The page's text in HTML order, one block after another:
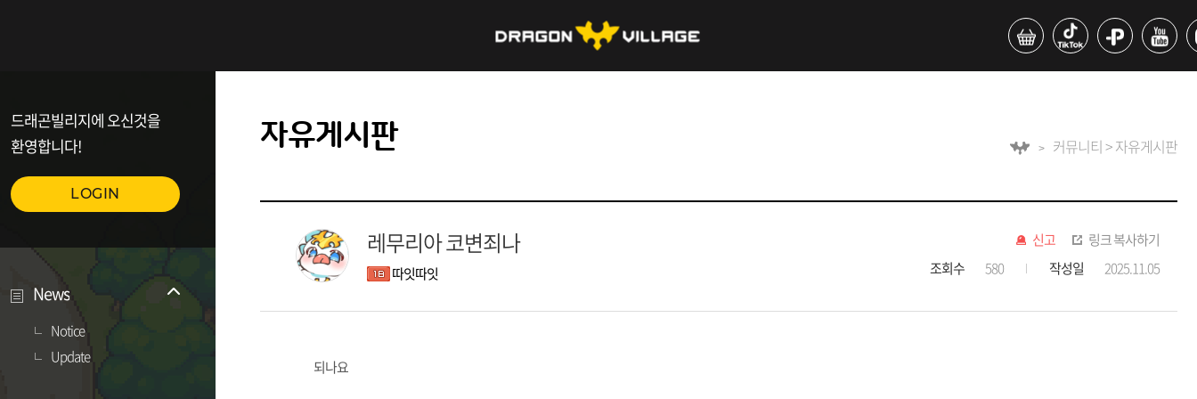
드래곤빌리지에 오신것을
환영합니다!
LOGIN
News
Notice
Update
자유게시판 커뮤니티 > 자유게시판
레무리아 코변죄나
따잇따잇
신고
링크 복사하기
조회수
580 작성일 2025.11.05
되나요